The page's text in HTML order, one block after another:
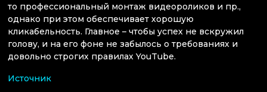
то профессиональный монтаж видеороликов и пр.,
однако при этом обеспечивает хорошую
кликабельность. Главное – чтобы успех не вскружил
голову, и на его фоне не забылось о требованиях и
довольно строгих правилах YouTube.
Источник